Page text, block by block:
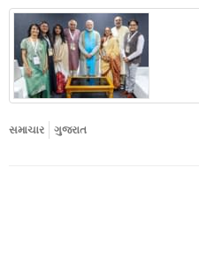
સમાચાર ગુજરાત